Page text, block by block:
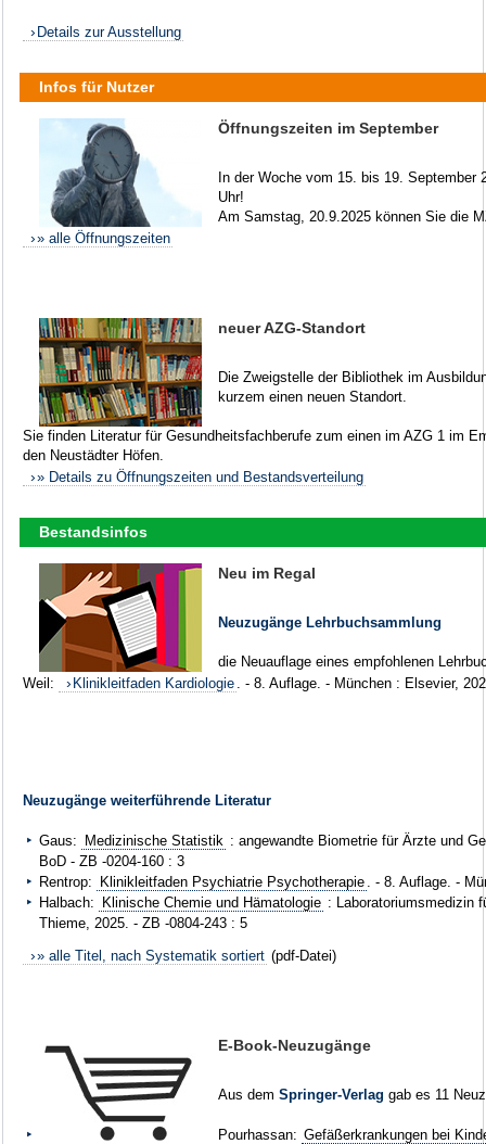
Details zur Ausstellung
Infos für Nutzer
Öffnungszeiten im September
In der Woche vom 15. bis 19.
Uhr!
Am Samstag, 20.9.2025 können Sie die
» alle Öffnungszeiten
neuer AZG-Standort
Die Zweigstelle der Bibliothek im
kurzem einen neuen Standort.
Sie finden Literatur für Gesundheitsfachberufe zum einen im AZG 1 im
den Neustädter Höfen.
» Details zu Öffnungszeiten und Bestandsverteilung
Bestandsinfos
Neu im Regal
Neuzugänge Lehrbuchsammlung
die Neuauflage eines empfohlenen
Weil:
Klinikleitfaden Kardiologie . - 8. Auflage. - München : Elsevier,
Neuzugänge weiterführende Literatur
Gaus: Medizinische Statistik : angewandte Biometrie für Ärzte und
BoD - ZB -0204-160 : 3
Rentrop:
Klinikleitfaden Psychiatrie Psychotherapie
. - 8. Auflage. -
Halbach:
Klinische Chemie und Hämatologie : Laboratoriumsmedizin
Thieme, 2025. - ZB -0804-243 : 5
» alle Titel, nach Systematik sortiert (pdf-Datei)
E-Book-Neuzugänge
Aus dem Springer-Verlag gab es 11
Pourhassan: Gefäßerkrankungen bei